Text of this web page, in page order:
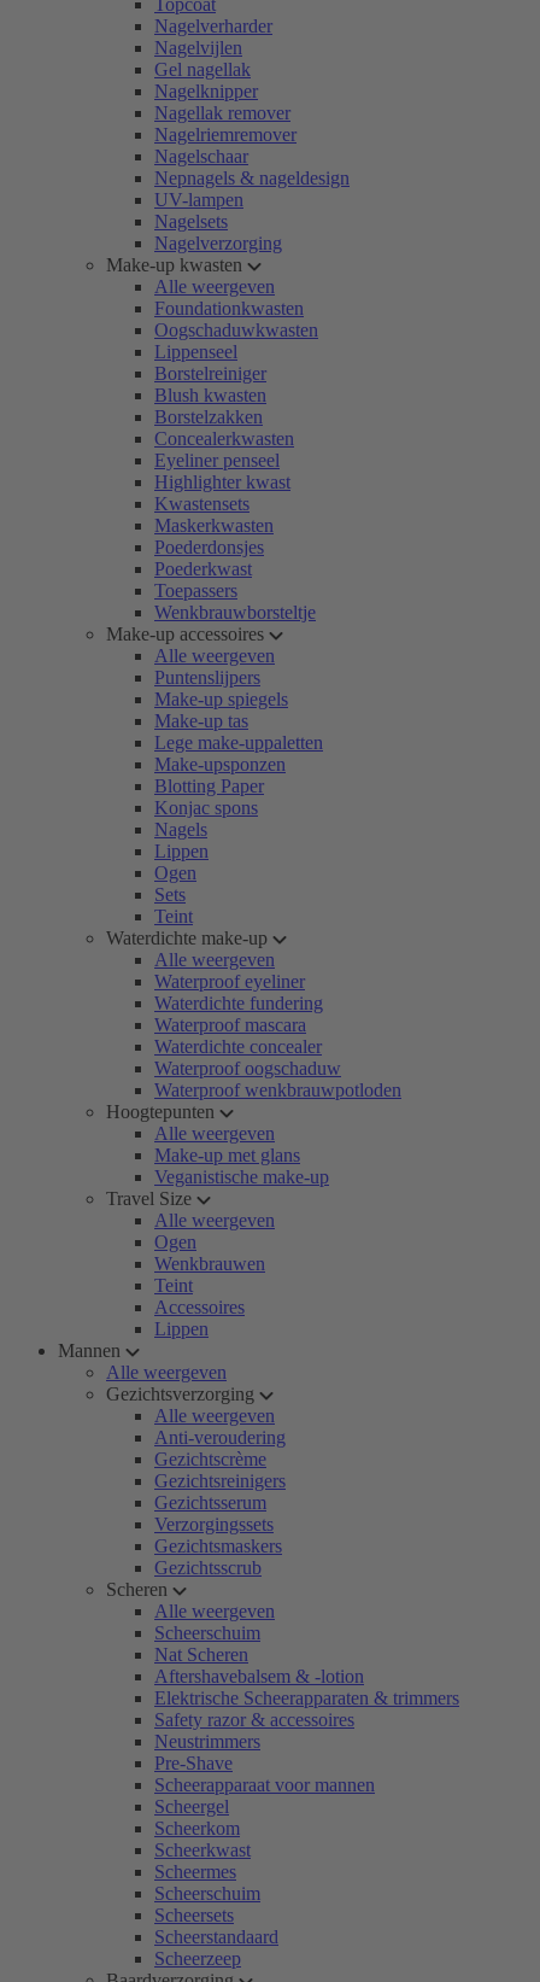
Topcoat
Nagelverharder
Nagelvijlen
Gel nagellak
Nagelknipper
Nagellak remover
Nagelriemremover
Nagelschaar
Nepnagels & nageldesign
UV-lampen
Nagelsets
Nagelverzorging
Make-up kwasten
Alle weergeven
Foundationkwasten
Oogschaduwkwasten
Lippenseel
Borstelreiniger
Blush kwasten
Borstelzakken
Concealerkwasten
Eyeliner penseel
Highlighter kwast
Kwastensets
Maskerkwasten
Poederdonsjes
Poederkwast
Toepassers
Wenkbrauwborsteltje
Make-up accessoires
Alle weergeven
Puntenslijpers
Make-up spiegels
Make-up tas
Lege make-uppaletten
Make-upsponzen
Blotting Paper
Konjac spons
Nagels
Lippen
Ogen
Sets
Teint
Waterdichte make-up
Alle weergeven
Waterproof eyeliner
Waterdichte fundering
Waterproof mascara
Waterdichte concealer
Waterproof oogschaduw
Waterproof wenkbrauwpotloden
Hoogtepunten
Alle weergeven
Make-up met glans
Veganistische make-up
Travel Size
Alle weergeven
Ogen
Wenkbrauwen
Teint
Accessoires
Lippen
Mannen
Alle weergeven
Gezichtsverzorging
Alle weergeven
Anti-veroudering
Gezichtscrème
Gezichtsreinigers
Gezichtsserum
Verzorgingssets
Gezichtsmaskers
Gezichtsscrub
Scheren
Alle weergeven
Scheerschuim
Nat Scheren
Aftershavebalsem & -lotion
Elektrische Scheerapparaten & trimmers
Safety razor & accessoires
Neustrimmers
Pre-Shave
Scheerapparaat voor mannen
Scheergel
Scheerkom
Scheerkwast
Scheermes
Scheerschuim
Scheersets
Scheerstandaard
Scheerzeep